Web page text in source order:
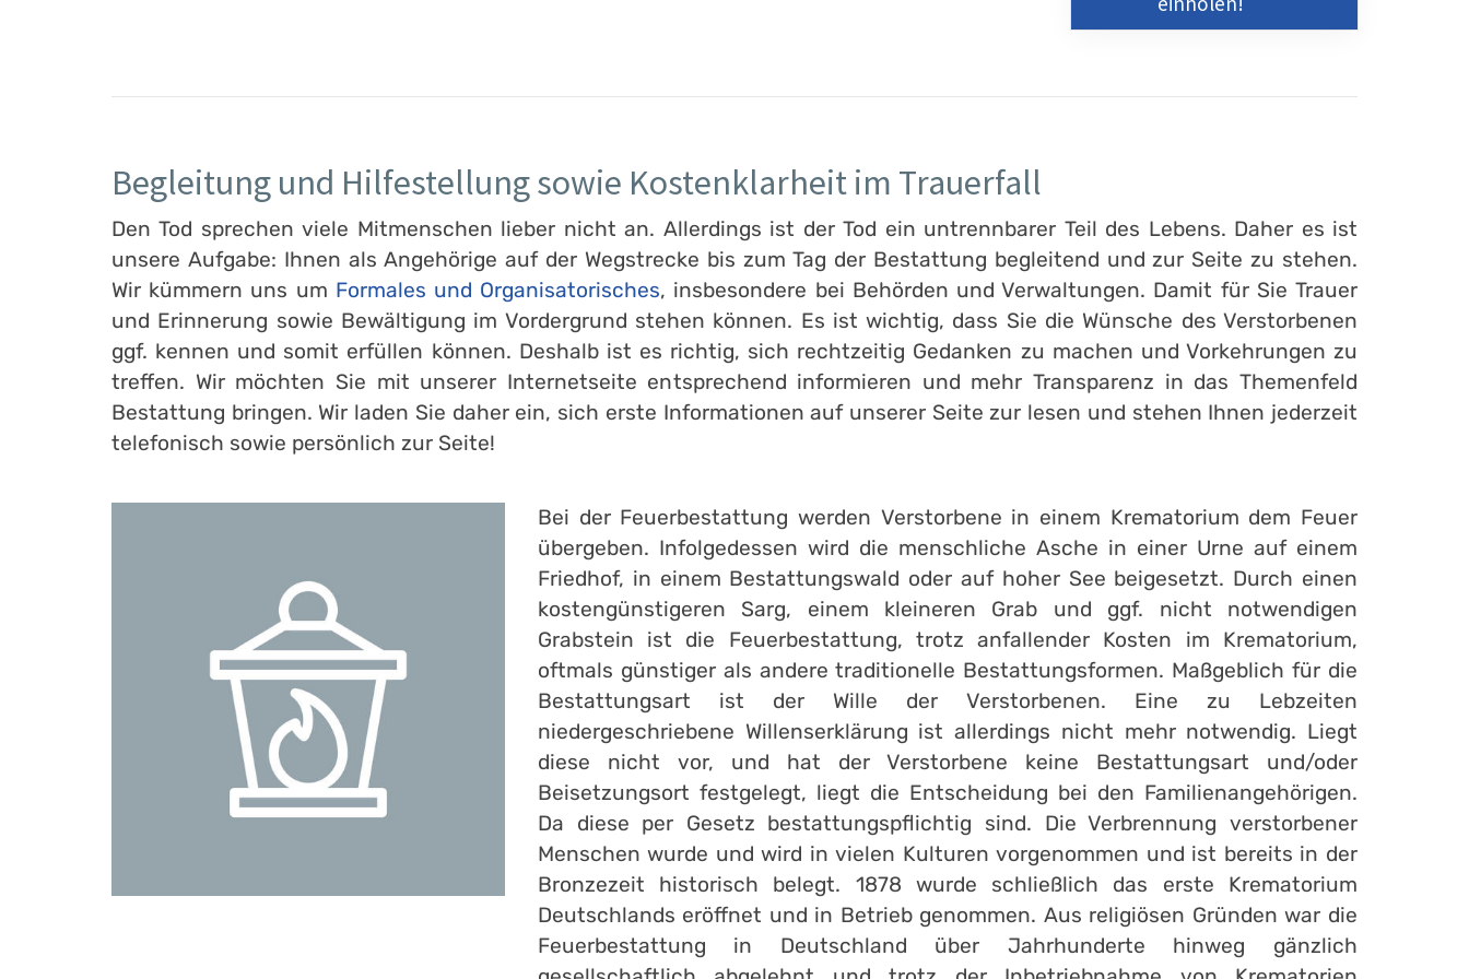
Begleitung und Hilfestellung sowie Kostenklarheit im Trauerfall
Den Tod sprechen viele Mitmenschen lieber nicht an. Allerdings ist der Tod ein untrennbarer Teil des Lebens. Daher es ist
unsere Aufgabe: Ihnen als Angehörige auf der Wegstrecke bis zum Tag der Bestattung begleitend und zur Seite zu stehen.
Wir kümmern uns um Formales und Organisatorisches, insbesondere bei Behörden und Verwaltungen. Damit für Sie Trauer
und Erinnerung sowie Bewältigung im Vordergrund stehen können. Es ist wichtig, dass Sie die Wünsche des Verstorbenen
ggf. kennen und somit erfüllen können. Deshalb ist es richtig, sich rechtzeitig Gedanken zu machen und Vorkehrungen zu
treffen. Wir möchten Sie mit unserer Internetseite entsprechend informieren und mehr Transparenz in das Themenfeld
Bestattung bringen. Wir laden Sie daher ein, sich erste Informationen auf unserer Seite zur lesen und stehen Ihnen jederzeit
telefonisch sowie persönlich zur Seite!
Bei der Feuerbestattung werden Verstorbene in einem Krematorium dem Feuer
übergeben. Infolgedessen wird die menschliche Asche in einer Urne auf einem
Friedhof, in einem Bestattungswald oder auf hoher See beigesetzt. Durch einen
kostengünstigeren Sarg, einem kleineren Grab und ggf. nicht notwendigen
Grabstein ist die Feuerbestattung, trotz anfallender Kosten im Krematorium,
oftmals günstiger als andere traditionelle Bestattungsformen. Maßgeblich für die
Bestattungsart ist der Wille der Verstorbenen. Eine zu Lebzeiten
niedergeschriebene Willenserklärung ist allerdings nicht mehr notwendig. Liegt
diese nicht vor, und hat der Verstorbene keine Bestattungsart und/oder
Beisetzungsort festgelegt, liegt die Entscheidung bei den Familienangehörigen.
Da diese per Gesetz bestattungspflichtig sind. Die Verbrennung verstorbener
Menschen wurde und wird in vielen Kulturen vorgenommen und ist bereits in der
Bronzezeit historisch belegt. 1878 wurde schließlich das erste Krematorium
Deutschlands eröffnet und in Betrieb genommen. Aus religiösen Gründen war die
Feuerbestattung in Deutschland über Jahrhunderte hinweg gänzlich